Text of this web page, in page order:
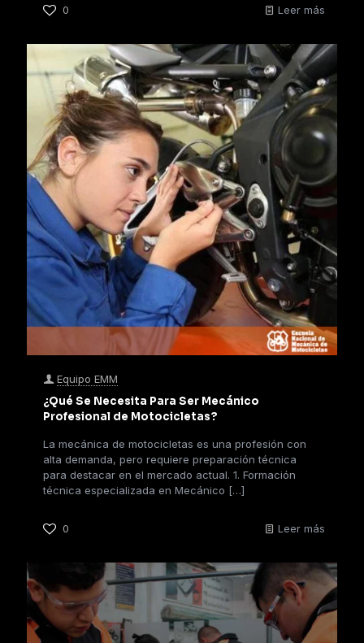
0 Leer más
Equipo EMM
¿Qué Se Necesita Para Ser Mecánico
Profesional de Motocicletas?
La mecánica de motocicletas es una profesión con
alta demanda, pero requiere preparación técnica
para destacar en el mercado actual. 1. Formación
técnica especializada en Mecánico […]
0 Leer más